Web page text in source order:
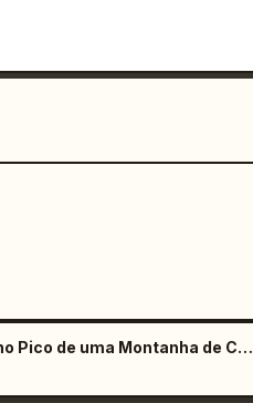
Dragão Majestoso no Pico de uma Montanha de Cristal